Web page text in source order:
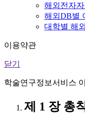
해외전자
해외DB별
대학별 해
이용약관
닫기
학술연구정보서비스
제 1 장 총